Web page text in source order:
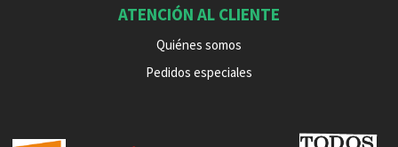
ATENCIÓN AL CLIENTE
Quiénes somos
Pedidos especiales